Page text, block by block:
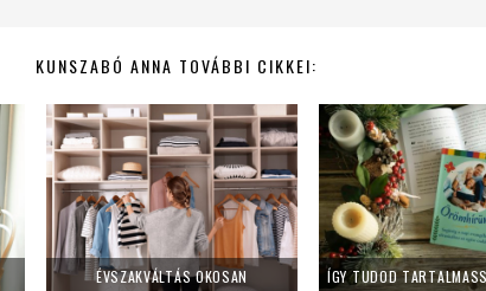
KUNSZABÓ ANNA TOVÁBBI CIKKEI:
ÉVSZAKVÁLTÁS OKOSAN